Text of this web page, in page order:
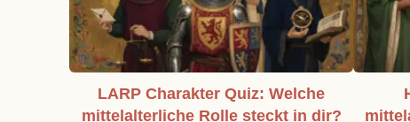
LARP Charakter Quiz: Welche
mittelalterliche Rolle steckt in dir?